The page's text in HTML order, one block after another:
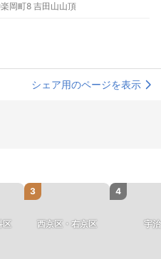
岡町8 吉田山山頂
シェア用のページを表示
区
3
西京区・右京区
4
宇治